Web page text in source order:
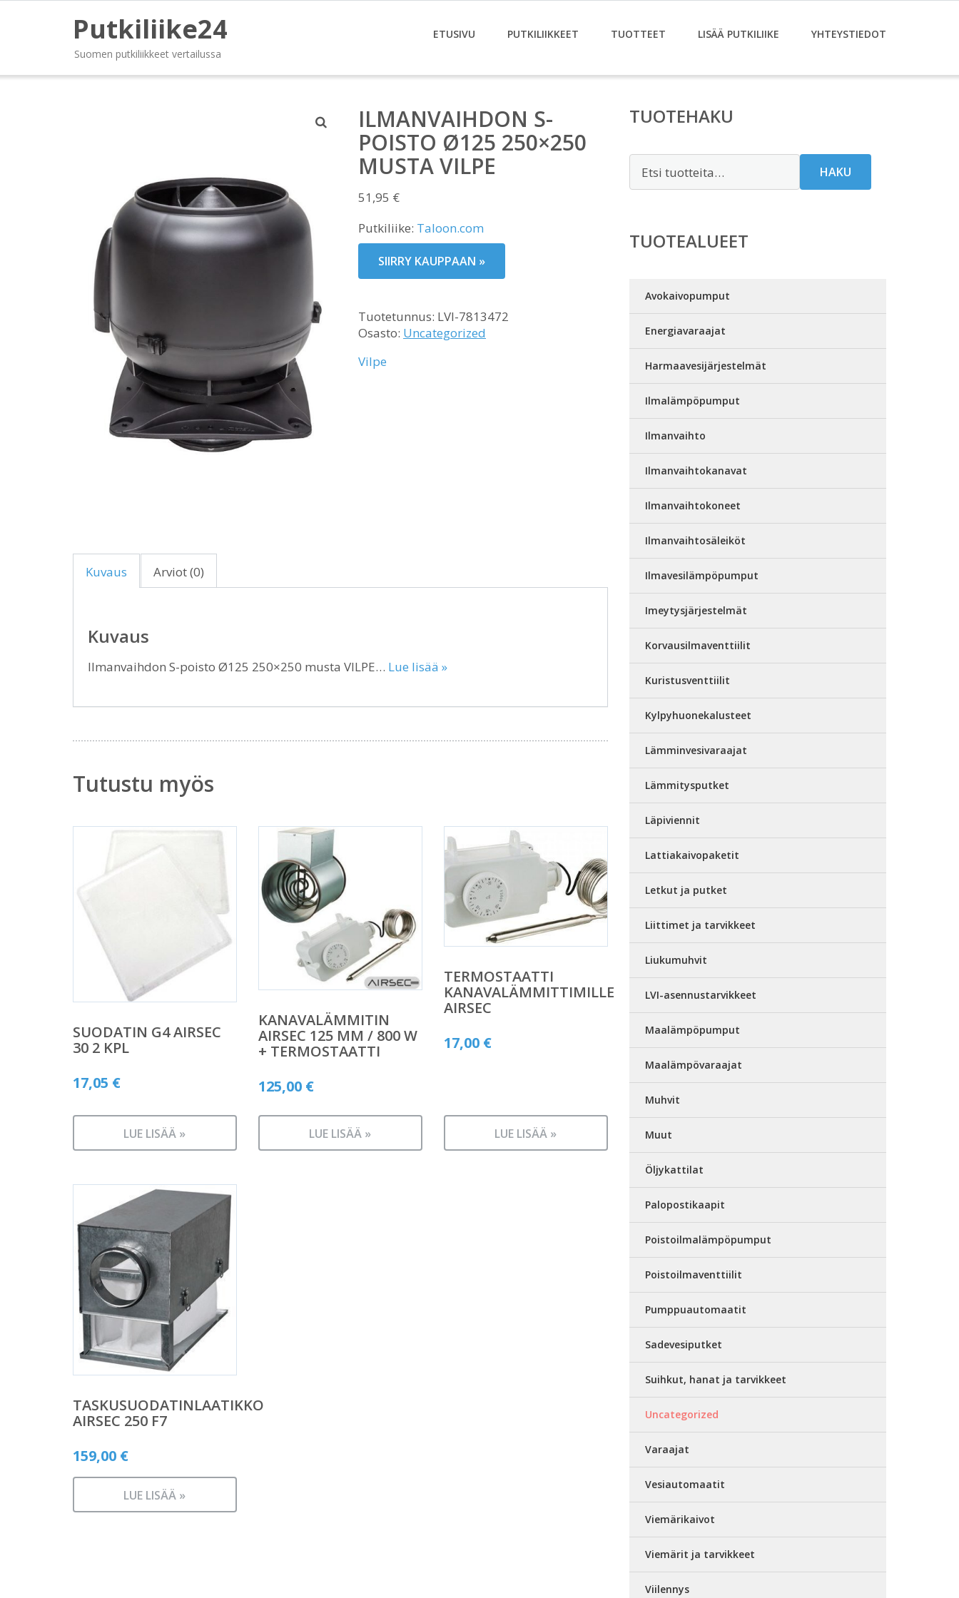
Putkiliike24
Suomen putkiliikkeet vertailussa
ETUSIVU PUTKILIIKKEET TUOTTEET LISÄÄ PUTKILIIKE YHTEYSTIEDOT
ILMANVAIHDON S-
POISTO Ø125 250×250
MUSTA VILPE
51,95 €
Putkiliike: Taloon.com
SIIRRY KAUPPAAN »
Tuotetunnus: LVI-7813472
Osasto: Uncategorized
Vilpe
Kuvaus Arviot (0)
Kuvaus
Ilmanvaihdon S-poisto Ø125 250×250 musta VILPE… Lue lisää »
Tutustu myös
SUODATIN G4 AIRSEC
30 2 KPL
17,05 €
LUE LISÄÄ »
KANAVALÄMMITIN
AIRSEC 125 MM / 800 W
+ TERMOSTAATTI
125,00 €
LUE LISÄÄ »
TERMOSTAATTI
KANAVALÄMMITTIMILLE
AIRSEC
17,00 €
LUE LISÄÄ »
TASKUSUODATINLAATIKKO
AIRSEC 250 F7
159,00 €
LUE LISÄÄ »
TUOTEHAKU
HAKU
TUOTEALUEET
Avokaivopumput
Energiavaraajat
Harmaavesijärjestelmät
Ilmalämpöpumput
Ilmanvaihto
Ilmanvaihtokanavat
Ilmanvaihtokoneet
Ilmanvaihtosäleiköt
Ilmavesilämpöpumput
Imeytysjärjestelmät
Korvausilmaventtiilit
Kuristusventtiilit
Kylpyhuonekalusteet
Lämminvesivaraajat
Lämmitysputket
Läpiviennit
Lattiakaivopaketit
Letkut ja putket
Liittimet ja tarvikkeet
Liukumuhvit
LVI-asennustarvikkeet
Maalämpöpumput
Maalämpövaraajat
Muhvit
Muut
Öljykattilat
Palopostikaapit
Poistoilmalämpöpumput
Poistoilmaventtiilit
Pumppuautomaatit
Sadevesiputket
Suihkut, hanat ja tarvikkeet
Uncategorized
Varaajat
Vesiautomaatit
Viemärikaivot
Viemärit ja tarvikkeet
Viilennys